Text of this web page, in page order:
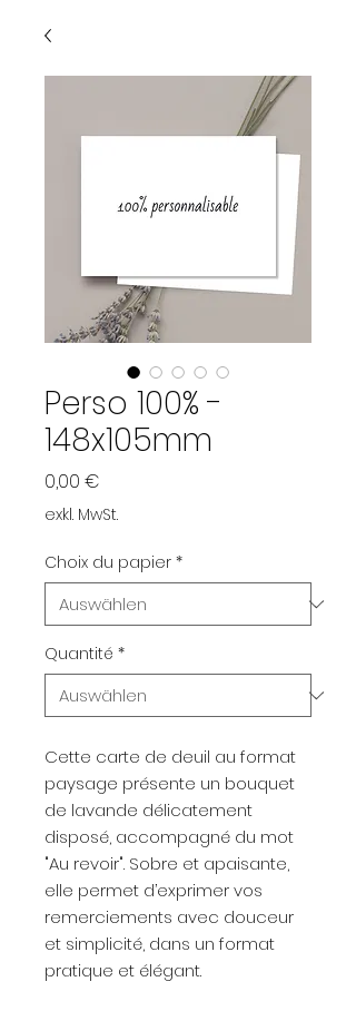
Perso 100% -
148x105mm
0,00 €
exkl. MwSt.
Choix du papier *
Quantité *
Cette carte de deuil au format
paysage présente un bouquet
de lavande délicatement
disposé, accompagné du mot
"Au revoir". Sobre et apaisante,
elle permet d’exprimer vos
remerciements avec douceur
et simplicité, dans un format
pratique et élégant.